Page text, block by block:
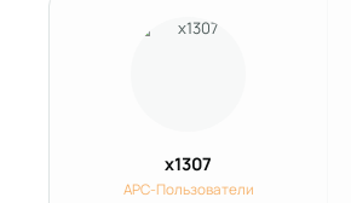
x1307
APC-Пользователи